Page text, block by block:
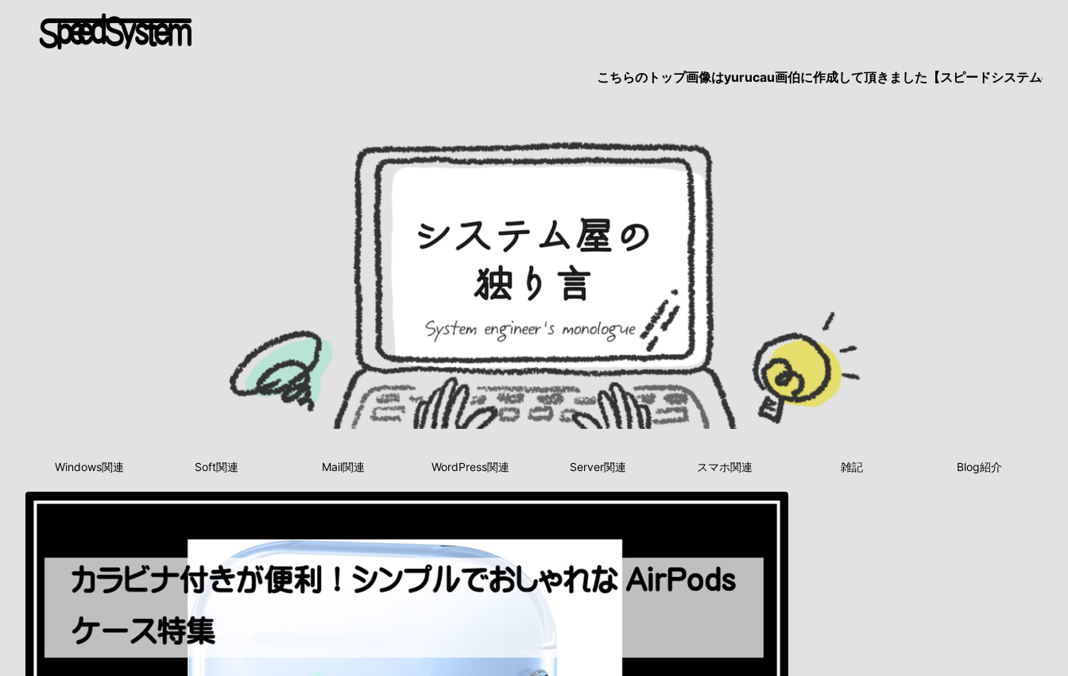
こちらのトップ画像はyurucau画伯に作成して頂きました【スピードシステムのページを見
Windows関連 Soft関連 Mail関連 WordPress関連 Server関連 スマホ関連 雑記 Blog紹介